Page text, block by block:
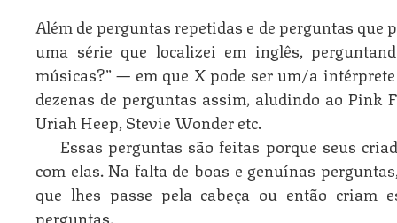
Além de perguntas repetidas e de perguntas que
uma série que localizei em inglês,
músicas?” — em que X pode ser um/a
dezenas de perguntas assim, aludindo ao Pink
Uriah Heep, Stevie Wonder etc.
Essas perguntas são feitas porque seus
com elas. Na falta de boas e genuínas
que lhes passe pela cabeça ou então criam
perguntas.